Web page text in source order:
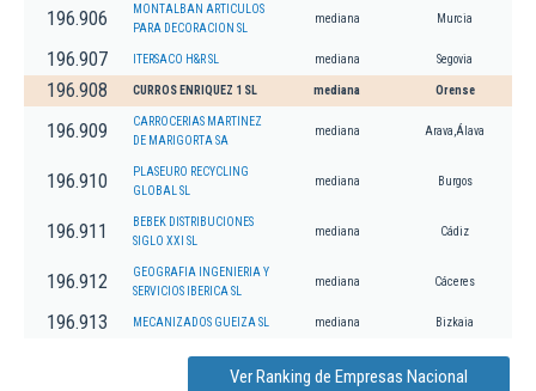
196.906
MONTALBAN ARTICULOS
PARA DECORACION SL
mediana Murcia
196.907 ITERSACO H&R SL mediana Segovia
196.908 CURROS ENRIQUEZ 1 SL mediana Orense
196.909
CARROCERIAS MARTINEZ
DE MARIGORTA SA
mediana Arava,Álava
196.910
PLASEURO RECYCLING
GLOBAL SL
mediana Burgos
196.911
BEBEK DISTRIBUCIONES
SIGLO XXI SL
mediana Cádiz
196.912
GEOGRAFIA INGENIERIA Y
SERVICIOS IBERICA SL
mediana Cáceres
196.913 MECANIZADOS GUEIZA SL mediana Bizkaia
Ver Ranking de Empresas Nacional